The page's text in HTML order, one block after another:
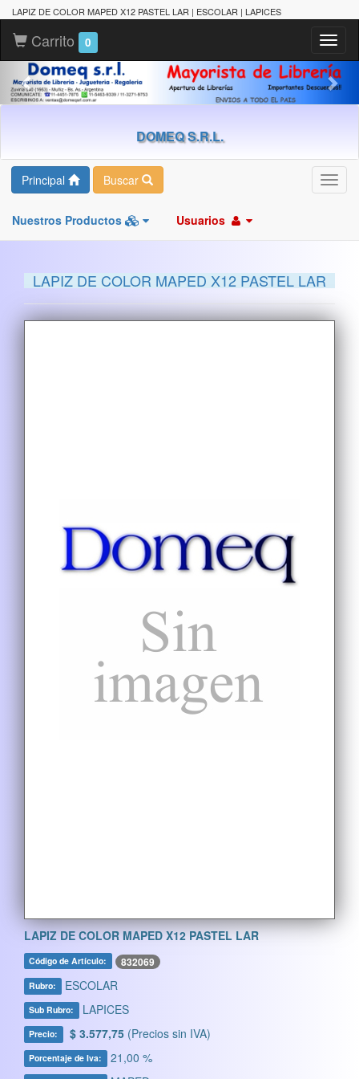
LAPIZ DE COLOR MAPED X12 PASTEL LAR | ESCOLAR | LAPICES
Carrito 0
DOMEQ S.R.L.
Principal Buscar
Nuestros Productos Usuarios
LAPIZ DE COLOR MAPED X12 PASTEL LAR
LAPIZ DE COLOR MAPED X12 PASTEL LAR
Código de Artículo: 832069
Rubro: ESCOLAR
Sub Rubro: LAPICES
Precio: $ 3.577,75 (Precios sin IVA)
Porcentaje de Iva: 21,00 %